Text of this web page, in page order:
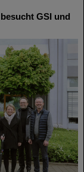
GSI und